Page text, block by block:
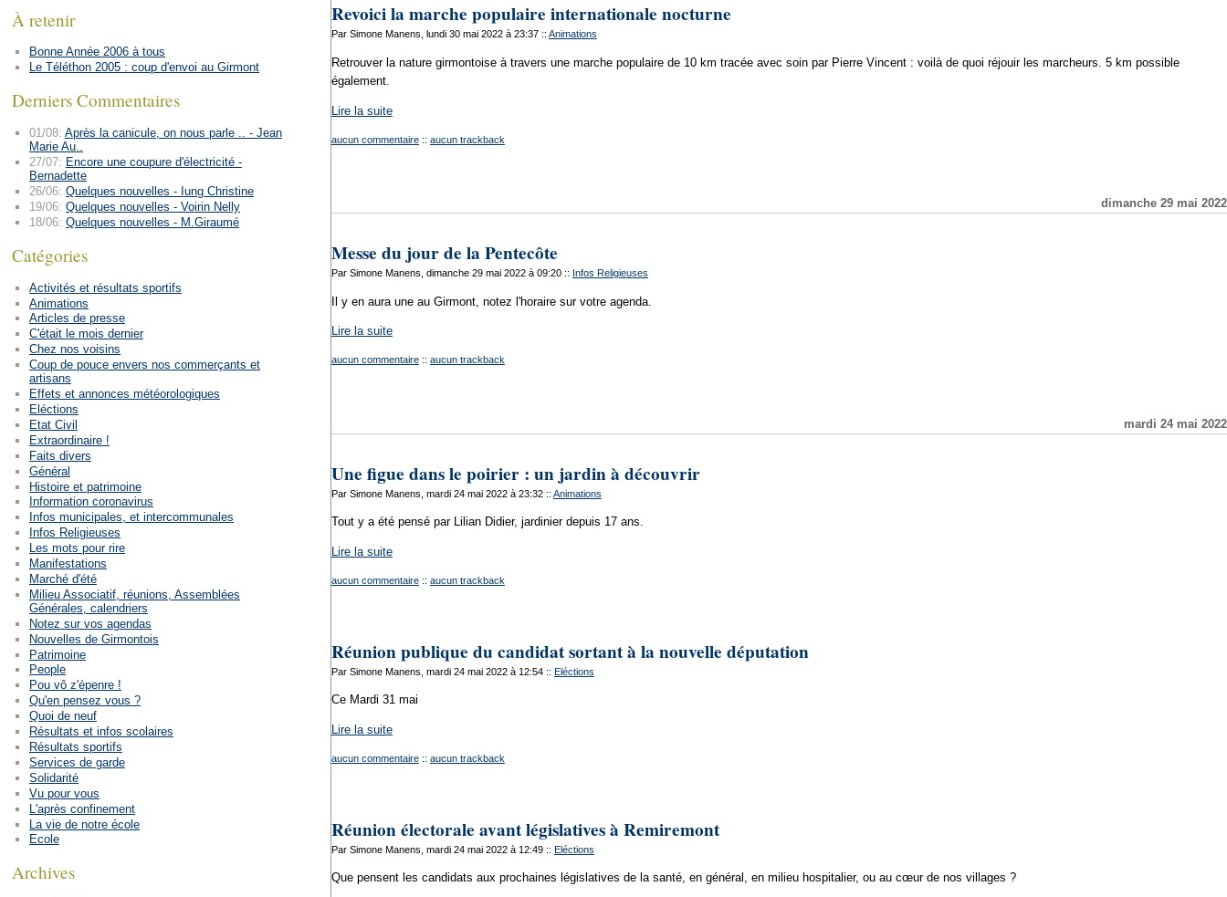
Revoici la marche populaire internationale nocturne
Par Simone Manens, lundi 30 mai 2022 à 23:37 :: Animations
Retrouver la nature girmontoise à travers une marche populaire de 10 km tracée avec soin par Pierre Vincent : voilà de quoi réjouir les marcheurs. 5 km possible
également.
Lire la suite
aucun commentaire :: aucun trackback
dimanche 29 mai 2022
Messe du jour de la Pentecôte
Par Simone Manens, dimanche 29 mai 2022 à 09:20 :: Infos Religieuses
Il y en aura une au Girmont, notez l'horaire sur votre agenda.
Lire la suite
aucun commentaire :: aucun trackback
mardi 24 mai 2022
Une figue dans le poirier : un jardin à découvrir
Par Simone Manens, mardi 24 mai 2022 à 23:32 :: Animations
Tout y a été pensé par Lilian Didier, jardinier depuis 17 ans.
Lire la suite
aucun commentaire :: aucun trackback
Réunion publique du candidat sortant à la nouvelle députation
Par Simone Manens, mardi 24 mai 2022 à 12:54 :: Eléctions
Ce Mardi 31 mai
Lire la suite
aucun commentaire :: aucun trackback
Réunion électorale avant législatives à Remiremont
Par Simone Manens, mardi 24 mai 2022 à 12:49 :: Eléctions
Que pensent les candidats aux prochaines législatives de la santé, en général, en milieu hospitalier, ou au cœur de nos villages ?
À retenir
Bonne Année 2006 à tous
Le Téléthon 2005 : coup d'envoi au Girmont
Derniers Commentaires
01/08: Après la canicule, on nous parle .. - Jean
Marie Au..
27/07: Encore une coupure d'électricité -
Bernadette
26/06: Quelques nouvelles - Iung Christine
19/06: Quelques nouvelles - Voirin Nelly
18/06: Quelques nouvelles - M.Giraumé
Catégories
Activités et résultats sportifs
Animations
Articles de presse
C'était le mois dernier
Chez nos voisins
Coup de pouce envers nos commerçants et
artisans
Effets et annonces météorologiques
Eléctions
Etat Civil
Extraordinaire !
Faits divers
Général
Histoire et patrimoine
Information coronavirus
Infos municipales, et intercommunales
Infos Religieuses
Les mots pour rire
Manifestations
Marché d'été
Milieu Associatif, réunions, Assemblées
Générales, calendriers
Notez sur vos agendas
Nouvelles de Girmontois
Patrimoine
People
Pou vô z'épenre !
Qu'en pensez vous ?
Quoi de neuf
Résultats et infos scolaires
Résultats sportifs
Services de garde
Solidarité
Vu pour vous
L'après confinement
La vie de notre école
Ecole
Archives